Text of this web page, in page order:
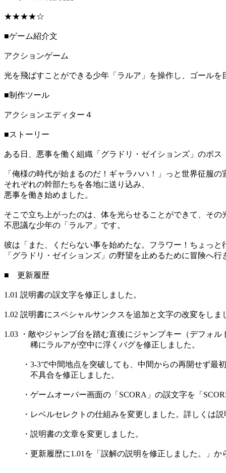
★★★★☆
■ゲーム紹介文
アクションゲーム
光を飛ばすことができる少年「ラルア」を操作し、ゴールを
■制作ツール
アクションエディター４
■ストーリー
ある日、悪事を働く組織「グラドリ・ゼイションズ」のボス
「俺様の時代が始まるのだ！ギャラハハ！」っと世界征服の
それぞれの幹部たちを各地に送り込み、
悪事を働き始めました。
そこで立ち上がったのは、体を光らせることができて、その
不思議な少年の「ラルア」です。
彼は「また、くだらない事を始めたな。フラワー！ちょっと
「グラドリ・ゼイションズ」の野望を止めるために冒険へ行
■ 更新履歴
1.01 説明書の誤文字を修正しました。
1.02 説明書にスペシャルサンクスを追加と文字の改変をし
1.03 ・敵やジャンプ台を踏む直後にジャンプキー（デフォル
稀にラルアが空中に浮くバグを修正しました。
・3-3で中間地点を突破しても、中間からの再開せず最
不具合を修正しました。
・ゲームオーバー画面の「SCORA」の誤文字を「
・レベルセレクトの仕組みを変更しました。詳しくは説
・説明書の文章を変更しました。
・更新履歴に1.01を「誤解の説明を修正しました。」か